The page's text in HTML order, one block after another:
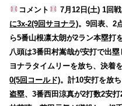
コメント 7月12日(土) 1回
に3x-2(9回サヨナラ)。9回表、2
ら5番山根凛太朗が2ラン本塁打
八頭は3番田村嵩哉が安打で出
ヨナラタイムリーを放ち、決着
0(5回コールド)。計10安打を放
盗塁、3番西田涼真が2打数2安